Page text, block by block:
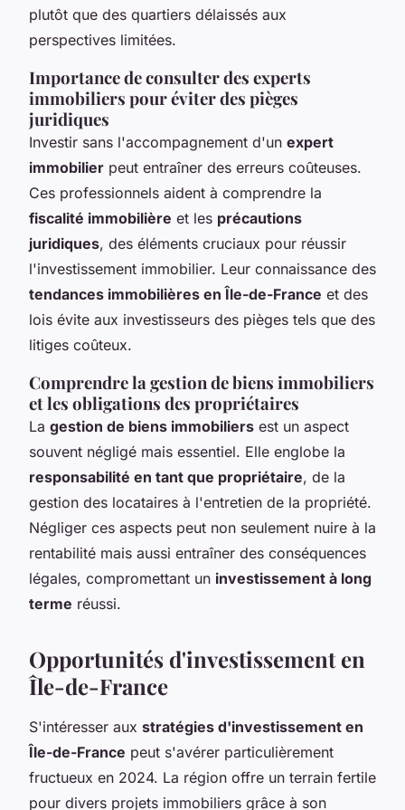
plutôt que des quartiers délaissés aux
perspectives limitées.
Importance de consulter des experts
immobiliers pour éviter des pièges
juridiques
Investir sans l'accompagnement d'un expert
immobilier peut entraîner des erreurs coûteuses.
Ces professionnels aident à comprendre la
fiscalité immobilière et les précautions
juridiques, des éléments cruciaux pour réussir
l'investissement immobilier. Leur connaissance des
tendances immobilières en Île-de-France et des
lois évite aux investisseurs des pièges tels que des
litiges coûteux.
Comprendre la gestion de biens immobiliers
et les obligations des propriétaires
La gestion de biens immobiliers est un aspect
souvent négligé mais essentiel. Elle englobe la
responsabilité en tant que propriétaire, de la
gestion des locataires à l'entretien de la propriété.
Négliger ces aspects peut non seulement nuire à la
rentabilité mais aussi entraîner des conséquences
légales, compromettant un investissement à long
terme réussi.
Opportunités d'investissement en
Île-de-France
S'intéresser aux stratégies d'investissement en
Île-de-France peut s'avérer particulièrement
fructueux en 2024. La région offre un terrain fertile
pour divers projets immobiliers grâce à son